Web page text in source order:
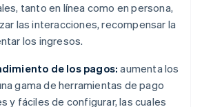
tanto en línea como en persona,
las interacciones, recompensar la
los ingresos.
de los pagos: aumenta los
gama de herramientas de pago
y fáciles de configurar, las cuales